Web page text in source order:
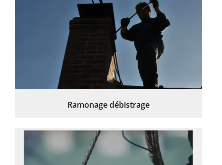
Ramonage débistrage